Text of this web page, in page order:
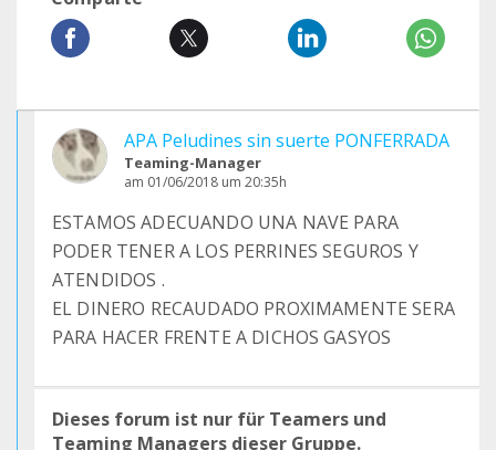
APA Peludines sin suerte PONFERRADA
Teaming-Manager
am 01/06/2018 um 20:35h
ESTAMOS ADECUANDO UNA NAVE PARA
PODER TENER A LOS PERRINES SEGUROS Y
ATENDIDOS .
EL DINERO RECAUDADO PROXIMAMENTE SERA
PARA HACER FRENTE A DICHOS GASYOS
Dieses forum ist nur für Teamers und
Teaming Managers dieser Gruppe.